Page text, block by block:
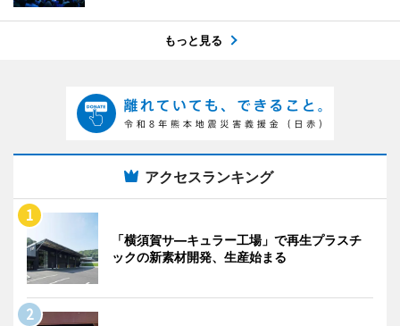
もっと見る
アクセスランキング
「横須賀サ―キュラー工場」で再生プラスチ
ックの新素材開発、生産始まる